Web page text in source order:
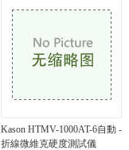
Kason HTMV-1000AT-6自動 -
折線微維克硬度測試儀